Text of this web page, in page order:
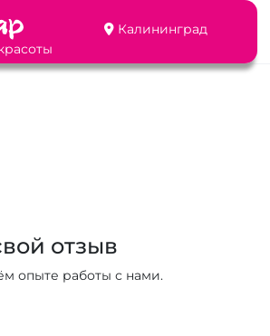
Калининград
отзыв
опыте работы с нами.